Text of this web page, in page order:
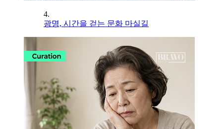
4.
광명, 시간을 걷는 문화 마실길